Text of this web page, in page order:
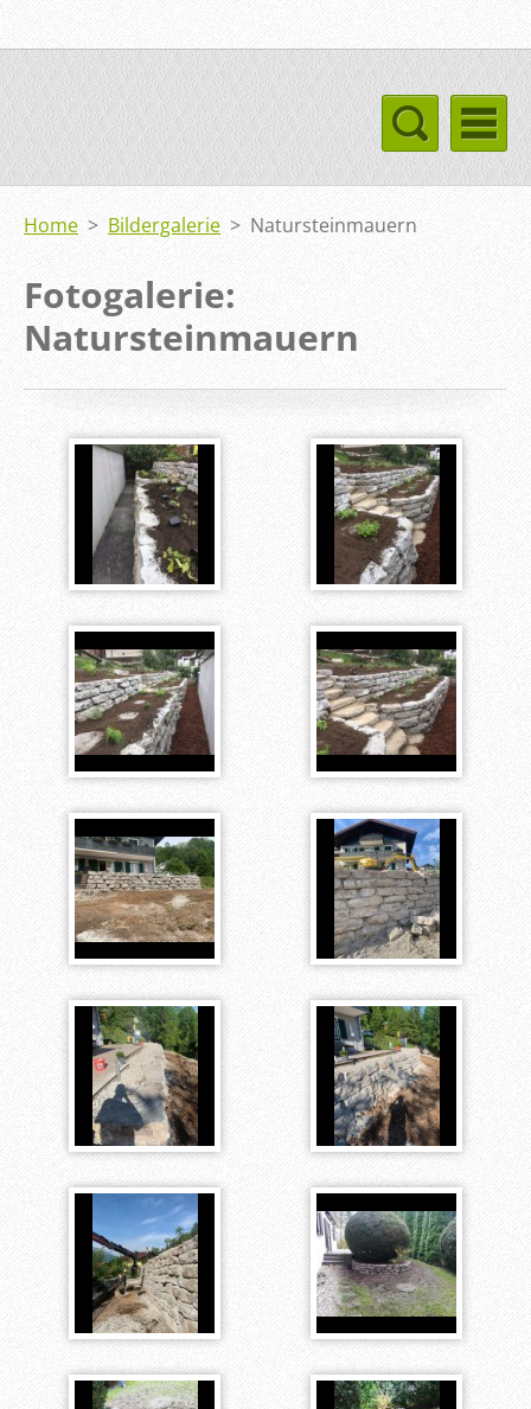
Home > Bildergalerie > Natursteinmauern
Fotogalerie:
Natursteinmauern